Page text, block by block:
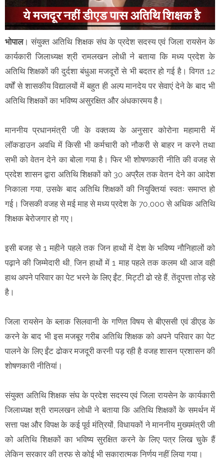
भोपाल। संयुक्त अतिथि शिक्षक संघ के प्रदेश सदस्य एवं जिला रायसेन के
कार्यकारी जिलाध्यक्ष श्री रामलखन लोधी ने बताया कि मध्य प्रदेश के
अतिथि शिक्षकों की दुर्दशा बंधुआ मजदूरों से भी बदतर हो गई है। विगत 12
वर्षों से शासकीय विद्यालयों में बहुत ही अल्प मानदेय पर सेवाएं देने के बाद भी
अतिथि शिक्षकों का भविष्य असुरक्षित और अंधकारमय है।
माननीय प्रधानमंत्री जी के वक्तव्य के अनुसार कोरोना महामारी में
लॉकडाउन अवधि में किसी भी कर्मचारी को नौकरी से बाहर न करने तथा
सभी को वेतन देने का बोला गया है। फिर भी शोषणकारी नीति की वजह से
प्रदेश शासन द्वारा अतिथि शिक्षकों को 30 अप्रैल तक वेतन देने का आदेश
निकाला गया, उसके बाद अतिथि शिक्षकों की नियुक्तियां स्वतः समाप्त हो
गई। जिसकी वजह से मई माह से मध्य प्रदेश के 70,000 से अधिक अतिथि
शिक्षक बेरोजगार हो गए।
इसी बजह से 1 महीने पहले तक जिन हाथों में देश के भविष्य नौनिहालों को
पढ़ाने की जिम्मेदारी थी, जिन हाथों में 1 माह पहले तक कलम थी आज वही
हाथ अपने परिवार का पेट भरने के लिए ईंट, मिट्टी ढो रहे हैं, तेंदूपत्ता तोड़ रहे
है।
जिला रायसेन के ब्लाक सिलवानी के गणित विषय से बीएससी एवं डीएड के
करने के बाद भी इस मजबूर गरीब अतिथि शिक्षक को अपने परिवार का पेट
पालने के लिए ईंट ढोकर मजदूरी करनी पड़ रही है वजह शासन प्रशासन की
शोषणकारी नीतियां।
संयुक्त अतिथि शिक्षक संघ के प्रदेश सदस्य एवं जिला रायसेन के कार्यकारी
जिलाध्यक्ष श्री रामलखन लोधी ने बताया कि अतिथि शिक्षकों के समर्थन में
सत्ता पक्ष और विपक्ष के कई पूर्व मंत्रियों, विधायकों ने माननीय मुख्यमंत्री जी
को अतिथि शिक्षकों का भविष्य सुरक्षित करने के लिए पत्र लिख चुके हैं
लेकिन सरकार की तरफ से कोई भी सकारात्मक निर्णय नहीं लिया गया।